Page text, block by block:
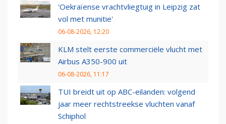
'Oekraïense vrachtvliegtuig in Leipzig zat
vol met munitie'
06-08-2026, 12:20
KLM stelt eerste commerciële vlucht met
Airbus A350-900 uit
06-08-2026, 11:17
TUI breidt uit op ABC-eilanden: volgend
jaar meer rechtstreekse vluchten vanaf
Schiphol